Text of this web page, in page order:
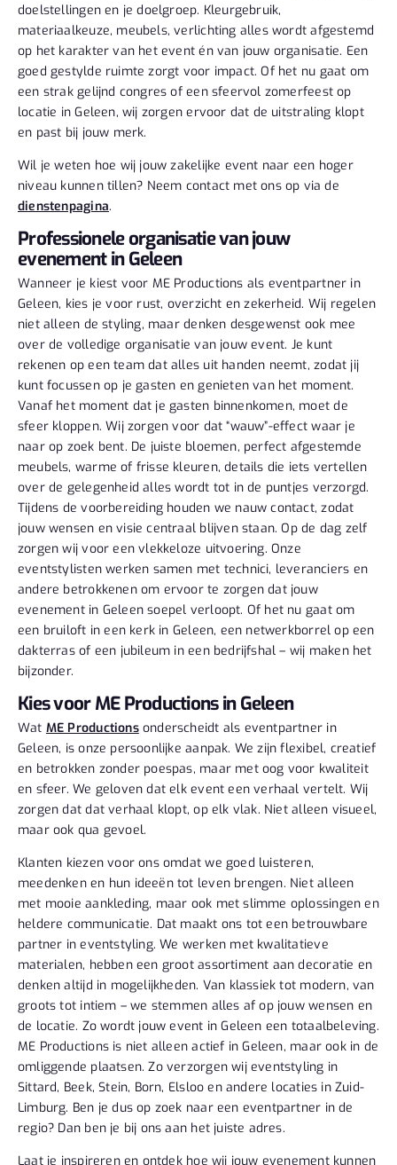
doelstellingen en je doelgroep. Kleurgebruik,
materiaalkeuze, meubels, verlichting alles wordt afgestemd
op het karakter van het event én van jouw organisatie. Een
goed gestylde ruimte zorgt voor impact. Of het nu gaat om
een strak gelijnd congres of een sfeervol zomerfeest op
locatie in Geleen, wij zorgen ervoor dat de uitstraling klopt
en past bij jouw merk.
Wil je weten hoe wij jouw zakelijke event naar een hoger
niveau kunnen tillen? Neem contact met ons op via de
dienstenpagina.
Professionele organisatie van jouw
evenement in Geleen
Wanneer je kiest voor ME Productions als eventpartner in
Geleen, kies je voor rust, overzicht en zekerheid. Wij regelen
niet alleen de styling, maar denken desgewenst ook mee
over de volledige organisatie van jouw event. Je kunt
rekenen op een team dat alles uit handen neemt, zodat jij
kunt focussen op je gasten en genieten van het moment.
Vanaf het moment dat je gasten binnenkomen, moet de
sfeer kloppen. Wij zorgen voor dat “wauw”-effect waar je
naar op zoek bent. De juiste bloemen, perfect afgestemde
meubels, warme of frisse kleuren, details die iets vertellen
over de gelegenheid alles wordt tot in de puntjes verzorgd.
Tijdens de voorbereiding houden we nauw contact, zodat
jouw wensen en visie centraal blijven staan. Op de dag zelf
zorgen wij voor een vlekkeloze uitvoering. Onze
eventstylisten werken samen met technici, leveranciers en
andere betrokkenen om ervoor te zorgen dat jouw
evenement in Geleen soepel verloopt. Of het nu gaat om
een bruiloft in een kerk in Geleen, een netwerkborrel op een
dakterras of een jubileum in een bedrijfshal – wij maken het
bijzonder.
Kies voor ME Productions in Geleen
Wat ME Productionsonderscheidt als eventpartner in
Geleen, is onze persoonlijke aanpak. We zijn flexibel, creatief
en betrokken zonder poespas, maar met oog voor kwaliteit
en sfeer. We geloven dat elk event een verhaal vertelt. Wij
zorgen dat dat verhaal klopt, op elk vlak. Niet alleen visueel,
maar ook qua gevoel.
Klanten kiezen voor ons omdat we goed luisteren,
meedenken en hun ideeën tot leven brengen. Niet alleen
met mooie aankleding, maar ook met slimme oplossingen en
heldere communicatie. Dat maakt ons tot een betrouwbare
partner in eventstyling. We werken met kwalitatieve
materialen, hebben een groot assortiment aan decoratie en
denken altijd in mogelijkheden. Van klassiek tot modern, van
groots tot intiem – we stemmen alles af op jouw wensen en
de locatie. Zo wordt jouw event in Geleen een totaalbeleving.
ME Productions is niet alleen actief in Geleen, maar ook in de
omliggende plaatsen. Zo verzorgen wij eventstyling in
Sittard, Beek, Stein, Born, Elsloo en andere locaties in Zuid-
Limburg. Ben je dus op zoek naar een eventpartner in de
regio? Dan ben je bij ons aan het juiste adres.
Laat je inspireren en ontdek hoe wij jouw evenement kunnen